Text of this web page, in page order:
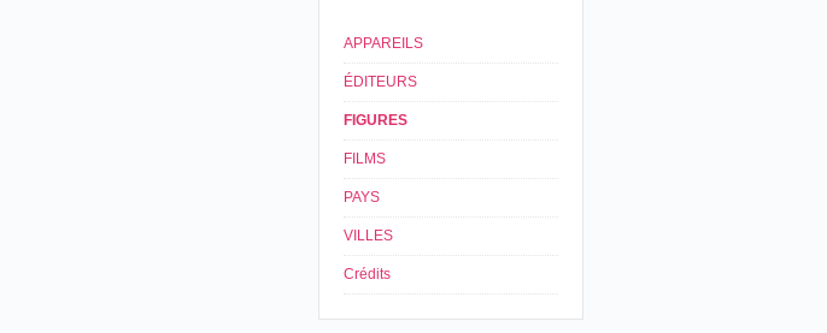
APPAREILS
ÉDITEURS
FIGURES
FILMS
PAYS
VILLES
Crédits